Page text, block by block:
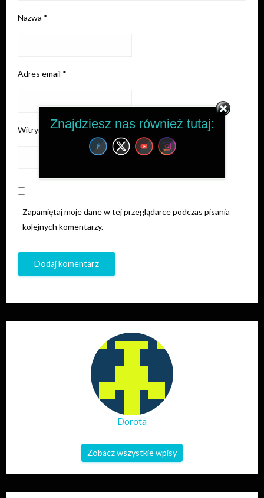
Nazwa *
Adres email *
Witryna internetowa
Zapamiętaj moje dane w tej przeglądarce podczas pisania
kolejnych komentarzy.
Dorota
Zobacz wszystkie wpisy
Znajdziesz nas również tutaj: